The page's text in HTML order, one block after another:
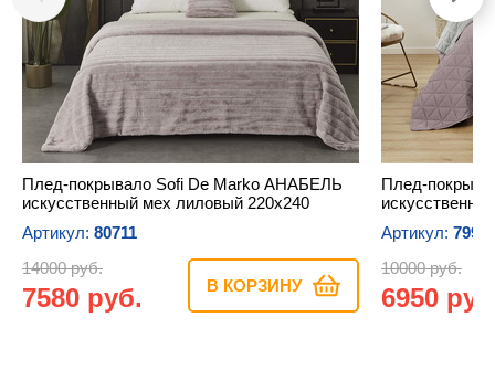
Плед-покрывало Sofi De Marko АНАБЕЛЬ
искусственный мех лиловый 220х240
Артикул: 80711
14000 руб.
7580 руб. В КОРЗИНУ
Плед-
Артикул:
10000 руб.
6950